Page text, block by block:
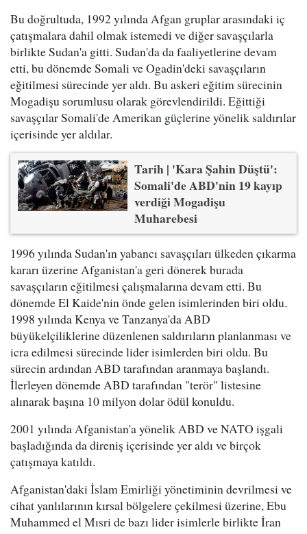
Bu doğrultuda, 1992 yılında Afgan gruplar arasındaki iç
çatışmalara dahil olmak istemedi ve diğer savaşçılarla
birlikte Sudan'a gitti. Sudan'da da faaliyetlerine devam
etti, bu dönemde Somali ve Ogadin'deki savaşçıların
eğitilmesi sürecinde yer aldı. Bu askeri eğitim sürecinin
Mogadişu sorumlusu olarak görevlendirildi. Eğittiği
savaşçılar Somali'de Amerikan güçlerine yönelik saldırılar
içerisinde yer aldılar.
Tarih | 'Kara Şahin Düştü':
Somali'de ABD'nin 19 kayıp
verdiği Mogadişu
Muharebesi
1996 yılında Sudan'ın yabancı savaşçıları ülkeden çıkarma
kararı üzerine Afganistan'a geri dönerek burada
savaşçıların eğitilmesi çalışmalarına devam etti. Bu
dönemde El Kaide'nin önde gelen isimlerinden biri oldu.
1998 yılında Kenya ve Tanzanya'da ABD
büyükelçiliklerine düzenlenen saldırıların planlanması ve
icra edilmesi sürecinde lider isimlerden biri oldu. Bu
sürecin ardından ABD tarafından aranmaya başlandı.
İlerleyen dönemde ABD tarafından "terör" listesine
alınarak başına 10 milyon dolar ödül konuldu.
2001 yılında Afganistan'a yönelik ABD ve NATO işgali
başladığında da direniş içerisinde yer aldı ve birçok
çatışmaya katıldı.
Afganistan'daki İslam Emirliği yönetiminin devrilmesi ve
cihat yanlılarının kırsal bölgelere çekilmesi üzerine, Ebu
Muhammed el Mısri de bazı lider isimlerle birlikte İran